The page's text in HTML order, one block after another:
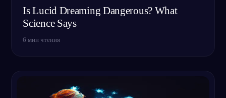
Is Lucid Dreaming Dangerous? What
Science Says
6 мин чтения